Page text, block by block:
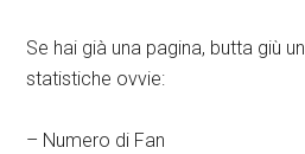
Se hai già una pagina, butta giù
statistiche ovvie:
– Numero di Fan